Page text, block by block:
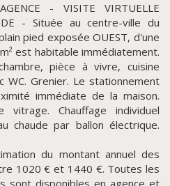
POUR AGRANDIR
- VISITE VIRTUELLE
- Située au centre-ville du
pied exposée OUEST, d'une
est habitable immédiatement.
pièce à vivre, cuisine
WC. Grenier. Le stationnement
immédiate de la maison.
Chauffage individuel
chaude par ballon électrique.
du montant annuel des
1020 € et 1440 €. Toutes les
sont disponibles en agence et